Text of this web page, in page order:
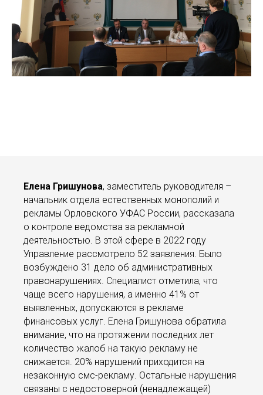
Елена Гришунова, заместитель руководителя –
начальник отдела естественных монополий и
рекламы Орловского УФАС России, рассказала
о контроле ведомства за рекламной
деятельностью. В этой сфере в 2022 году
Управление рассмотрело 52 заявления. Было
возбуждено 31 дело об административных
правонарушениях. Специалист отметила, что
чаще всего нарушения, а именно 41% от
выявленных, допускаются в рекламе
финансовых услуг. Елена Гришунова обратила
внимание, что на протяжении последних лет
количество жалоб на такую рекламу не
снижается. 20% нарушений приходится на
незаконную смс-рекламу. Остальные нарушения
связаны с недостоверной (ненадлежащей)